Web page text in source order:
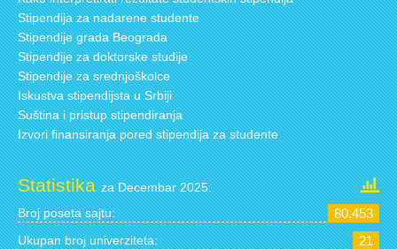
Stipendija za nadarene studente
Stipendije grada Beograda
Stipendije za doktorske studije
Stipendije za srednjoškolce
Iskustva stipendijsta u Srbiji
Suština i pristup stipendiranja
Izvori finansiranja pored stipendija za studente
Statistikaza Decembar 2025.
Broj poseta sajtu: 80.453
Ukupan broj univerziteta: 21